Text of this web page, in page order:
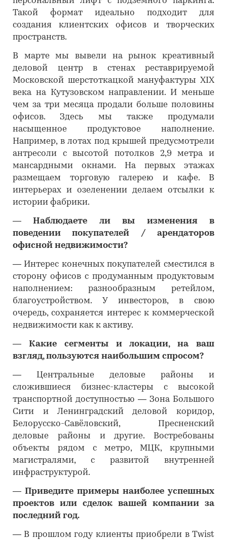
Такой формат идеально подходит для
создания клиентских офисов и творческих
пространств.
В марте мы вывели на рынок креативный
деловой центр в стенах реставрируемой
Московской шерстоткацкой мануфактуры XIX
века на Кутузовском направлении. И меньше
чем за три месяца продали больше половины
офисов. Здесь мы также продумали
насыщенное продуктовое наполнение.
Например, в лотах под крышей предусмотрели
антресоли с высотой потолков 2,9 метра и
мансардными окнами. На первых этажах
размещаем торговую галерею и кафе. В
интерьерах и озеленении делаем отсылки к
истории фабрики.
―
Наблюдаете ли вы изменения в
поведении покупателей / арендаторов
офисной недвижимости?
― Интерес конечных покупателей сместился в
сторону офисов с продуманным продуктовым
наполнением: разнообразным ретейлом,
благоустройством. У инвесторов, в свою
очередь, сохраняется интерес к коммерческой
недвижимости как к активу.
―
Какие сегменты и локации, на ваш
взгляд, пользуются наибольшим спросом?
―
Центральные деловые районы и
сложившиеся бизнес-кластеры с высокой
транспортной доступностью — Зона Большого
Сити и Ленинградский деловой коридор,
Белорусско-Савёловский, Пресненский
деловые районы и другие. Востребованы
объекты рядом с метро, МЦК, крупными
магистралями, с развитой внутренней
инфраструктурой.
― Приведите примеры наиболее успешных
проектов или сделок вашей компании за
последний год.
― В прошлом году клиенты приобрели в Twist